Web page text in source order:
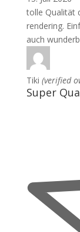
tolle Qualität
rendering.
auch wunder
Tiki (verified
Super